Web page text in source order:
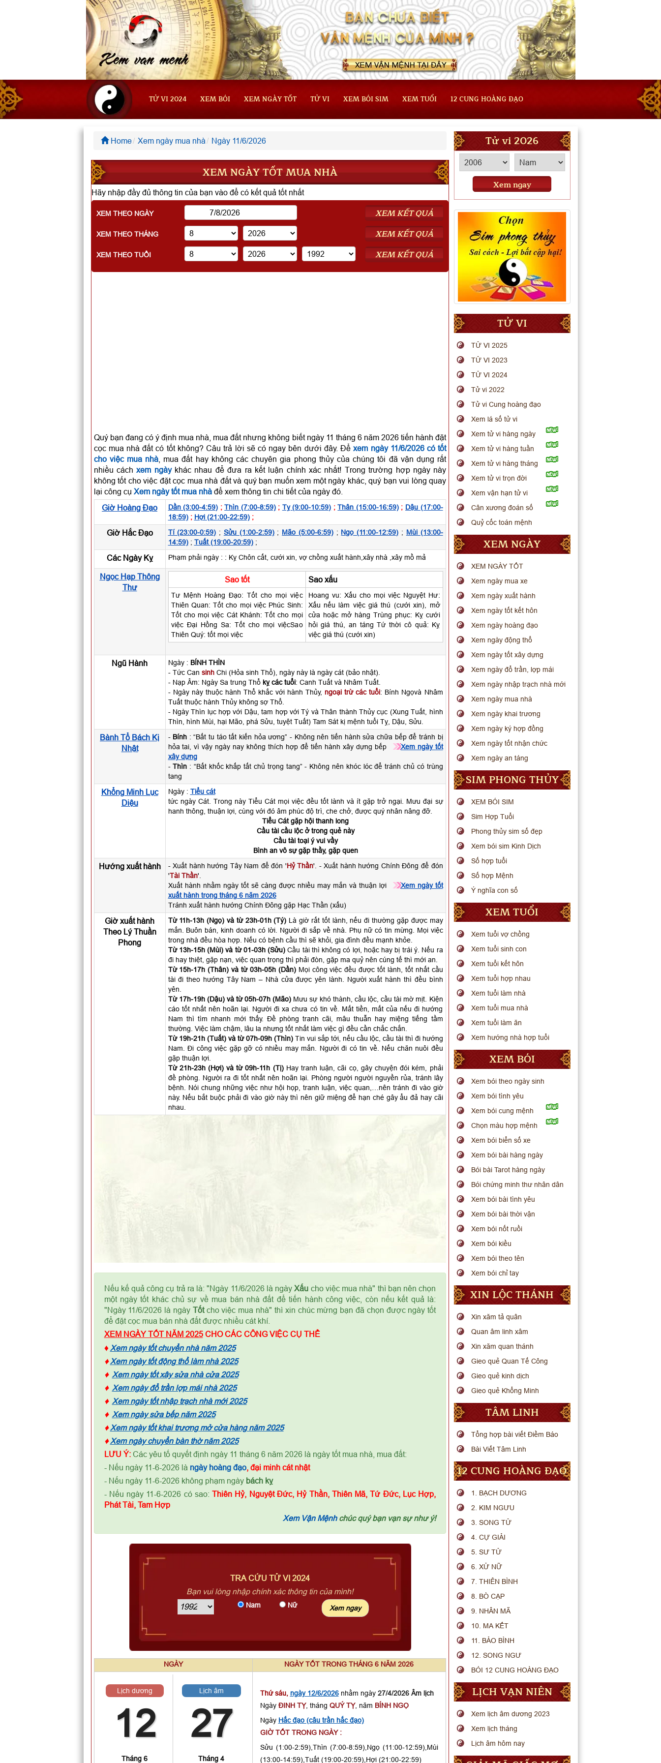
TỬ VI 2024 XEM BÓI XEM NGÀY TỐT TỬ VI XEM BÓI SIM XEM TUỔI 12 CUNG HOÀNG ĐẠO
Home Xem ngày mua nhà Ngày 11/6/2026
XEM NGÀY TỐT MUA NHÀ
Hãy nhập đầy đủ thông tin của bạn vào để có kết quả tốt nhất
XEM THEO NGÀY XEM KẾT QUẢ
XEM THEO THÁNG XEM KẾT QUẢ
XEM THEO TUỔI XEM KẾT QUẢ
Quý bạn đang có ý định mua nhà, mua đất nhưng không biết ngày 11 tháng 6 năm 2026 tiến hành đặt
cọc mua nhà đất có tốt không? Câu trả lời sẽ có ngay bên dưới đây. Đểxem ngày 11/6/2026 có tốt
cho việc mua nhà , mua đất hay không các chuyên gia phong thủy của chúng tôi đã vận dụng rất
nhiều cáchxem ngàykhác nhau để đưa ra kết luận chính xác nhất! Trong trường hợp ngày này
không tốt cho việc đặt cọc mua nhà đất và quý bạn muốn xem một ngày khác, quý bạn vui lòng quay
lại công cụ Xem ngày tốt mua nhàđể xem thông tin chi tiết của ngày đó.
Giờ Hoàng Đạo
Dần (3:00-4:59) ;Thìn (7:00-8:59); Tỵ (9:00-10:59) ;Thân (15:00-16:59); Dậu (17:00-
18:59); Hợi (21:00-22:59);
Giờ Hắc Đạo Tí (23:00-0:59) ; Sửu (1:00-2:59); Mão (5:00-6:59); Ngọ (11:00-12:59) ; Mùi (13:00-
14:59); Tuất (19:00-20:59);
Các Ngày Kỵ Phạm phải ngày : : Kỵ Chôn cất, cưới xin, vợ chồng xuất hành,xây nhà ,xây mồ mả
Ngọc Hạp Thông
Thư
Sao tốt Sao xấu
Tư Mệnh Hoàng Đạo: Tốt cho mọi việc
Thiên Quan: Tốt cho mọi việc Phúc Sinh:
Tốt cho mọi việc Cát Khánh: Tốt cho mọi
việc Đại Hồng Sa: Tốt cho mọi việcSao
Thiên Quý: tốt mọi việc
Hoang vu: Xấu cho mọi việc Nguyệt Hư:
Xấu nếu làm việc giá thú (cưới xin), mở
cửa hoặc mở hàng Trùng phục: Kỵ cưới
hỏi giá thú, an táng Tứ thời cô quả: Kỵ
việc giá thú (cưới xin)
Ngũ Hành Ngày : BÍNH THÌN
- Tức Can sinhChi (Hỏa sinh Thổ), ngày này là ngày cát (bảo nhật).
- Nạp Âm: Ngày Sa trung Thổ kỵ các tuổi: Canh Tuất và Nhâm Tuất.
- Ngày này thuộc hành Thổ khắc với hành Thủy, ngoại trừ các tuổi: Bính Ngọvà Nhâm
Tuất thuộc hành Thủy không sợ Thổ.
- Ngày Thìn lục hợp với Dậu, tam hợp với Tý và Thân thành Thủy cục (Xung Tuất, hình
Thìn, hình Mùi, hại Mão, phá Sửu, tuyệt Tuất) Tam Sát kị mệnh tuổi Tỵ, Dậu, Sửu.
Bành Tổ Bách Kị
Nhật
- Bính : “Bất tu táo tất kiến hỏa ương” - Không nên tiến hành sửa chữa bếp để tránh bị
hỏa tai, vì vậy ngày nay không thích hợp để tiến hành xây dựng bếp
Xem ngày tốt
xây dựng
-Thìn : “Bất khốc khấp tất chủ trọng tang” - Không nên khóc lóc để tránh chủ có trùng
tang
Khổng Minh Lục
Diệu
Ngày : Tiểu cát
tức ngày Cát. Trong này Tiểu Cát mọi việc đều tốt lành và ít gặp trở ngại. Mưu đại sự
hanh thông, thuận lợi, cùng với đó âm phúc độ trì, che chở, được quý nhân nâng đỡ.
Tiểu Cát gặp hội thanh long
Cầu tài cầu lộc ở trong quẻ này
Cầu tài toại ý vui vầy
Bình an vô sự gặp thầy, gặp quen
Hướng xuất hành - Xuất hành hướng Tây Nam để đón 'Hỷ Thần'. - Xuất hành hướng Chính Đông để đón
'Tài Thần'.
Xuất hành nhằm ngày tốt sẽ càng được nhiều may mắn và thuận lợi
Xem ngày tốt
xuất hành trong tháng 6 năm 2026
Tránh xuất hành hướng Chính Đông gặp Hạc Thần (xấu)
Giờ xuất hành
Theo Lý Thuần
Phong
Từ 11h-13h (Ngọ) và từ 23h-01h (Tý) Là giờ rất tốt lành, nếu đi thường gặp được may
mắn. Buôn bán, kinh doanh có lời. Người đi sắp về nhà. Phụ nữ có tin mừng. Mọi việc
trong nhà đều hòa hợp. Nếu có bệnh cầu thì sẽ khỏi, gia đình đều mạnh khỏe.
Từ 13h-15h (Mùi) và từ 01-03h (Sửu) Cầu tài thì không có lợi, hoặc hay bị trái ý. Nếu ra
đi hay thiệt, gặp nạn, việc quan trọng thì phải đòn, gặp ma quỷ nên cúng tế thì mới an.
Từ 15h-17h (Thân) và từ 03h-05h (Dần) Mọi công việc đều được tốt lành, tốt nhất cầu
tài đi theo hướng Tây Nam – Nhà cửa được yên lành. Người xuất hành thì đều bình
yên.
Từ 17h-19h (Dậu) và từ 05h-07h (Mão) Mưu sự khó thành, cầu lộc, cầu tài mờ mịt. Kiện
cáo tốt nhất nên hoãn lại. Người đi xa chưa có tin về. Mất tiền, mất của nếu đi hướng
Nam thì tìm nhanh mới thấy. Đề phòng tranh cãi, mâu thuẫn hay miệng tiếng tầm
thường. Việc làm chậm, lâu la nhưng tốt nhất làm việc gì đều cần chắc chắn.
Từ 19h-21h (Tuất) và từ 07h-09h (Thìn) Tin vui sắp tới, nếu cầu lộc, cầu tài thì đi hướng
Nam. Đi công việc gặp gỡ có nhiều may mắn. Người đi có tin về. Nếu chăn nuôi đều
gặp thuận lợi.
Từ 21h-23h (Hợi) và từ 09h-11h (Tị) Hay tranh luận, cãi cọ, gây chuyện đói kém, phải
đề phòng. Người ra đi tốt nhất nên hoãn lại. Phòng người người nguyền rủa, tránh lây
bệnh. Nói chung những việc như hội họp, tranh luận, việc quan,…nên tránh đi vào giờ
này. Nếu bắt buộc phải đi vào giờ này thì nên giữ miệng để hạn ché gây ẩu đả hay cãi
nhau.
Nếu kế quả công cụ trả ra là: "Ngày 11/6/2026 là ngàyXấu cho việc mua nhà" thì bạn nên chọn
một ngày tốt khác chủ sự về mua bán nhà đất để tiến hành công việc, còn nếu kết quả là:
"Ngày 11/6/2026 là ngày Tốtcho việc mua nhà" thì xin chúc mừng bạn đã chọn được ngày tốt
để đặt cọc mua bán nhà đất được nhiều cát khí.
XEM NGÀY TỐT NĂM 2025CHO CÁC CÔNG VIỆC CỤ THỂ
♦ Xem ngày tốt chuyển nhà năm 2025
♦ Xem ngày tốt động thổ làm nhà 2025
♦ Xem ngày tốt xây sửa nhà cửa 2025
♦ Xem ngày đổ trần lợp mái nhà 2025
♦ Xem ngày tốt nhập trạch nhà mới 2025
♦ Xem ngày sửa bếp năm 2025
♦ Xem ngày tốt khai trương mở cửa hàng năm 2025
♦ Xem ngày chuyển bàn thờ năm 2025
LƯU Ý:Các yêu tố quyết định ngày 11 tháng 6 năm 2026 là ngày tốt mua nhà, mua đất:
- Nếu ngày 11-6-2026 là ngày hoàng đạo, đại minh cát nhật
- Nếu ngày 11-6-2026 không phạm ngày bách kỵ
- Nếu ngày 11-6-2026 có sao:Thiên Hỷ, Nguyệt Đức, Hỷ Thần, Thiên Mã, Tứ Đức, Lục Hợp,
Phát Tài, Tam Hợp
Xem Vận Mệnhchúc quý bạn vạn sự như ý!
TRA CỨU TỬ VI 2024
Bạn vui lòng nhập chính xác thông tin của mình!
Nam Nữ
NGÀY NGÀY TỐT TRONG THÁNG 6 NĂM 2026
Lịch dương
12
Tháng 6
Lịch âm
27
Tháng 4
Thứ sáu, ngày 12/6/2026nhằm ngày 27/4/2026 Âm lịch
Ngày ĐINH TỴ, tháng QUÝ TỴ, năm BÍNH NGỌ
Ngày Hắc đạo (câu trần hắc đạo)
GIỜ TỐT TRONG NGÀY :
Sửu (1:00-2:59),Thìn (7:00-8:59),Ngọ (11:00-12:59),Mùi
(13:00-14:59),Tuất (19:00-20:59),Hợi (21:00-22:59)
Tử vi 2026
Xem ngay
TỬ VI
TỬ VI 2025
TỬ VI 2023
TỬ VI 2024
Tử vi 2022
Tử vi Cung hoàng đạo
Xem lá số tử vi
Xem tử vi hàng ngày
Xem tử vi hàng tuần
Xem tử vi hàng tháng
Xem tử vi trọn đời
Xem vận hạn tử vi
Cân xương đoán số
Quỷ cốc toán mệnh
XEM NGÀY
XEM NGÀY TỐT
Xem ngày mua xe
Xem ngày xuất hành
Xem ngày tốt kết hôn
Xem ngày hoàng đạo
Xem ngày động thổ
Xem ngày tốt xây dựng
Xem ngày đổ trần, lợp mái
Xem ngày nhập trạch nhà mới
Xem ngày mua nhà
Xem ngày khai trương
Xem ngày ký hợp đồng
Xem ngày tốt nhận chức
Xem ngày an táng
SIM PHONG THỦY
XEM BÓI SIM
Sim Hợp Tuổi
Phong thủy sim số đẹp
Xem bói sim Kinh Dịch
Số hợp tuổi
Số hợp Mệnh
Ý nghĩa con số
XEM TUỔI
Xem tuổi vợ chồng
Xem tuổi sinh con
Xem tuổi kết hôn
Xem tuổi hợp nhau
Xem tuổi làm nhà
Xem tuổi mua nhà
Xem tuổi làm ăn
Xem hướng nhà hợp tuổi
XEM BÓI
Xem bói theo ngày sinh
Xem bói tình yêu
Xem bói cung mệnh
Chọn màu hợp mệnh
Xem bói biển số xe
Xem bói bài hàng ngày
Bói bài Tarot hàng ngày
Bói chứng minh thư nhân dân
Xem bói bài tình yêu
Xem bói bài thời vận
Xem bói nốt ruồi
Xem bói kiều
Xem bói theo tên
Xem bói chỉ tay
XIN LỘC THÁNH
Xin xăm tả quân
Quan âm linh xâm
Xin xăm quan thánh
Gieo quẻ Quan Tế Công
Gieo quẻ kinh dịch
Gieo quẻ Khổng Minh
TÂM LINH
Tổng hợp bài viết Điềm Báo
Bài Viết Tâm Linh
12 CUNG HOÀNG ĐẠO
1. BẠCH DƯƠNG
2. KIM NGƯU
3. SONG TỬ
4. CỰ GIẢI
5. SƯ TỬ
6. XỬ NỮ
7. THIÊN BÌNH
8. BÒ CẠP
9. NHÂN MÃ
10. MA KẾT
11. BẢO BÌNH
12. SONG NGƯ
BÓI 12 CUNG HOÀNG ĐẠO
LỊCH VẠN NIÊN
Xem lịch âm dương 2023
Xem lịch tháng
Lịch âm hôm nay